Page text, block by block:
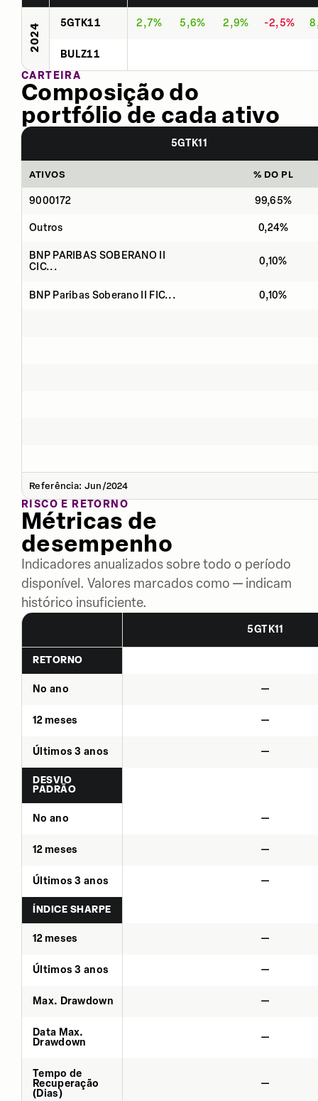
2024 5GTK11 2,7% 5,6% 2,9% -2,5%
BULZ11
CARTEIRA
Composição do
portfólio de cada ativo
5GTK11
ATIVOS % DO PL
9000172 99,65%
Outros 0,24%
BNP PARIBAS SOBERANO II
CIC...
0,10%
BNP Paribas Soberano II FIC... 0,10%
Referência: Jun/2024
RISCO E RETORNO
Métricas de
desempenho
Indicadores anualizados sobre todo o período
disponível. Valores marcados como — indicam
histórico insuficiente.
5GTK11
RETORNO
No ano —
12 meses —
Últimos 3 anos —
DESVIO
PADRÃO
No ano —
12 meses —
Últimos 3 anos —
ÍNDICE SHARPE
12 meses —
Últimos 3 anos —
Max. Drawdown —
Data Max.
Drawdown
—
Tempo de
Recuperação
(Dias)
—